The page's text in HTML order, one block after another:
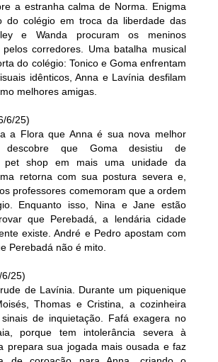
a estranha calma de Norma. Enigma
do colégio em troca da liberdade das
e Wanda procuram os meninos
pelos corredores. Uma batalha musical
do colégio: Tonico e Goma enfrentam
idênticos, Anna e Lavínia desfilam
melhores amigas.
6/25)
a Flora que Anna é sua nova melhor
descobre que Goma desistiu de
pet shop em mais uma unidade da
retorna com sua postura severa e,
professores comemoram que a ordem
Enquanto isso, Nina e Jane estão
que Perebadá, a lendária cidade
existe. André e Pedro apostam com
Perebadá não é mito.
25)
de Lavínia. Durante um piquenique
Thomas e Cristina, a cozinheira
de inquietação. Fafá exagera no
porque tem intolerância severa à
prepara sua jogada mais ousada e faz